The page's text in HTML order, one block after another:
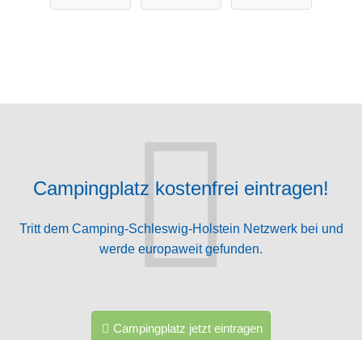
Campingplatz kostenfrei eintragen!
Tritt dem Camping-Schleswig-Holstein Netzwerk bei und
werde europaweit gefunden.
Campingplatz jetzt eintragen